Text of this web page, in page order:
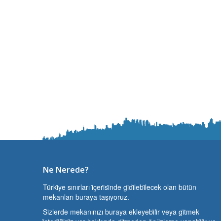
Ne Nerede?
Türki̇ye sınırları i̇çeri̇si̇nde gi̇di̇lebi̇lecek olan bütün
mekanları buraya taşıyoruz.
Si̇zlerde mekanınızı buraya ekleyebi̇li̇r veya gi̇tmek